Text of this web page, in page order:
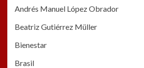
Andrés Manuel López Obrador
Beatriz Gutiérrez Müller
Bienestar
Brasil